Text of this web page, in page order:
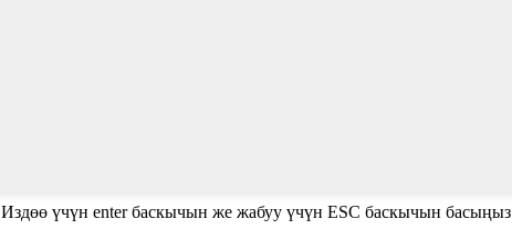
Издөө үчүн enter баскычын же жабуу үчүн ESC баскычын басыңыз